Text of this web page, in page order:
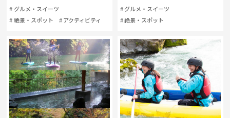
グルメ・スイーツ
絶景・スポット
アクティビティ
グルメ・スイーツ
絶景・スポット